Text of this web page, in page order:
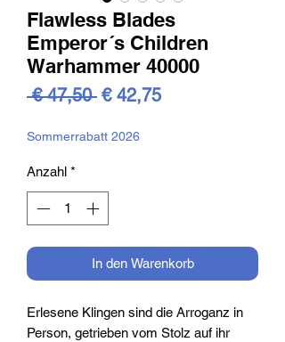
Flawless Blades
Emperor´s Children
Warhammer 40000
€ 47,50 Standardpreis
€ 42,75Sale-
Sommerrabatt 2026
Anzahl *
In den Warenkorb
Erlesene Klingen sind die Arroganz in
Person, getrieben vom Stolz auf ihr